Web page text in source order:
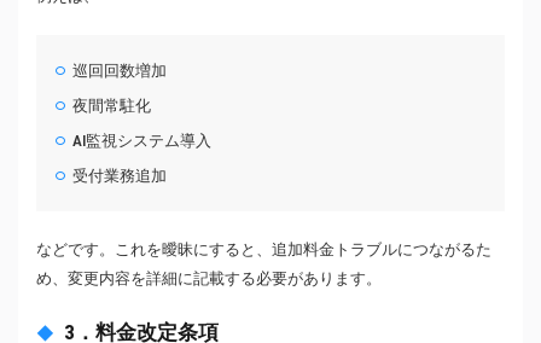
巡回回数増加
夜間常駐化
AI監視システム導入
受付業務追加
などです。これを曖昧にすると、追加料金トラブルにつながるた
め、変更内容を詳細に記載する必要があります。
3．料金改定条項